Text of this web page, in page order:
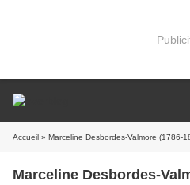
Accueil » Marceline Desbordes-Valmore (1786-
Marceline Desbordes-